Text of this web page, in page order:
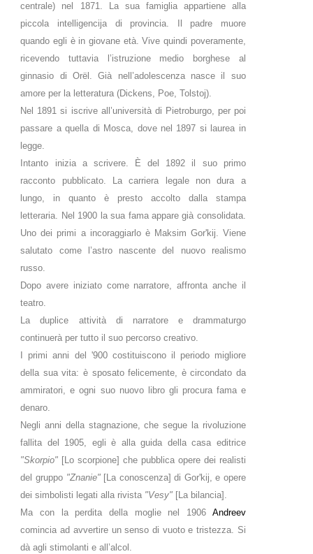
centrale) nel 1871. La sua famiglia appartiene alla
piccola intelligencija di provincia. Il padre muore
quando egli è in giovane età. Vive quindi poveramente,
ricevendo tuttavia l’istruzione medio borghese al
ginnasio di Orël. Già nell’adolescenza nasce il suo
amore per la letteratura (Dickens, Poe, Tolstoj).
Nel 1891 si iscrive all’università di Pietroburgo, per poi
passare a quella di Mosca, dove nel 1897 si laurea in
legge.
Intanto inizia a scrivere. È del 1892 il suo primo
racconto pubblicato. La carriera legale non dura a
lungo, in quanto è presto accolto dalla stampa
letteraria. Nel 1900 la sua fama appare già consolidata.
Uno dei primi a incoraggiarlo è Maksim Gor'kij. Viene
salutato come l’astro nascente del nuovo realismo
russo.
Dopo avere iniziato come narratore, affronta anche il
teatro.
La duplice attività di narratore e drammaturgo
continuerà per tutto il suo percorso creativo.
I primi anni del '900 costituiscono il periodo migliore
della sua vita: è sposato felicemente, è circondato da
ammiratori, e ogni suo nuovo libro gli procura fama e
denaro.
Negli anni della stagnazione, che segue la rivoluzione
fallita del 1905, egli è alla guida della casa editrice
"Skorpio" [Lo scorpione] che pubblica opere dei realisti
del gruppo "Znanie"[La conoscenza] di Gor'kij, e opere
dei simbolisti legati alla rivista "Vesy" [La bilancia].
Ma con la perdita della moglie nel 1906 Andreev
comincia ad avvertire un senso di vuoto e tristezza. Si
dà agli stimolanti e all’alcol.